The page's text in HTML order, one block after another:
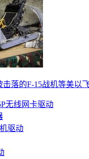
落的F-15战机等美以
无线网卡驱动
驱动